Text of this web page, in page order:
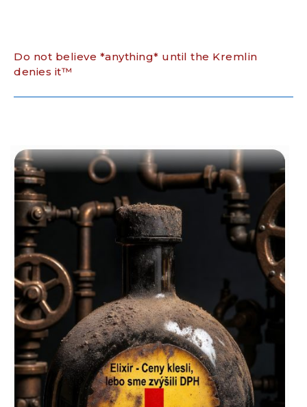
Do not believe *anything* until the Kremlin
denies it™